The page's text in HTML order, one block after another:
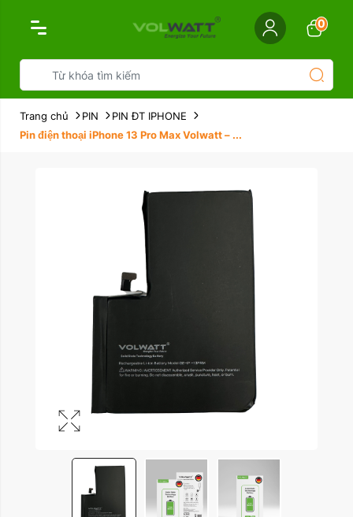
0
Trang chủ PIN
PIN ĐT IPHONE
Pin điện thoại iPhone 13 Pro Max Volwatt – ...